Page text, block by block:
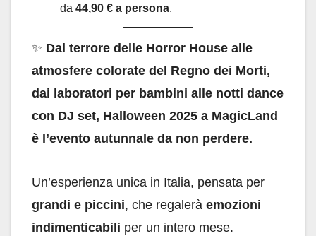
da 44,90 € a persona.
✨ Dal terrore delle Horror House alle
atmosfere colorate del Regno dei Morti,
dai laboratori per bambini alle notti dance
con DJ set, Halloween 2025 a MagicLand
è l’evento autunnale da non perdere.
Un’esperienza unica in Italia, pensata per
grandi e piccini, che regalerà emozioni
indimenticabili per un intero mese.